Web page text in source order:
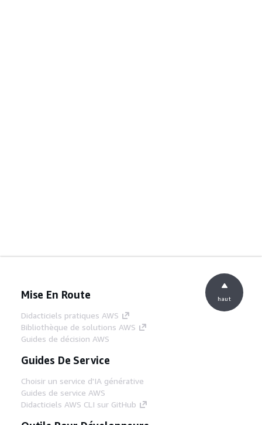
Mise En Route
Didacticiels pratiques AWS
Bibliothèque de solutions AWS
Guides de décision AWS
Guides De Service
Choisir un service d'IA générative
Guides de service AWS
Didacticiels AWS CLI sur GitHub
haut